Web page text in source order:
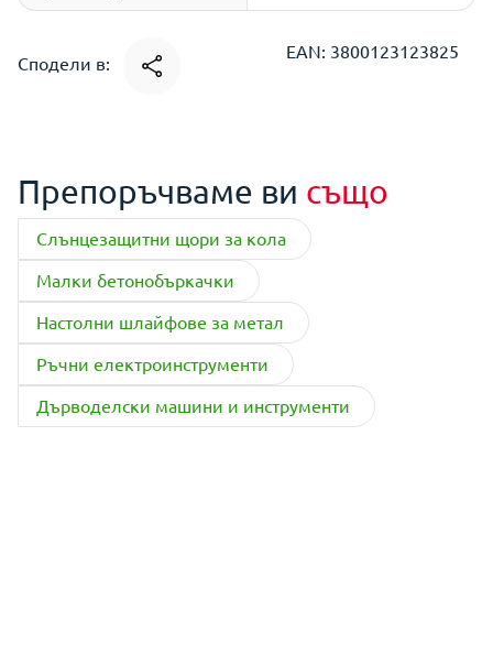
Сподели в:
EAN: 3800123123825
Препоръчваме ви също
Слънцезащитни щори за кола
Малки бетонобъркачки
Настолни шлайфове за метал
Ръчни електроинструменти
Дърводелски машини и инструменти